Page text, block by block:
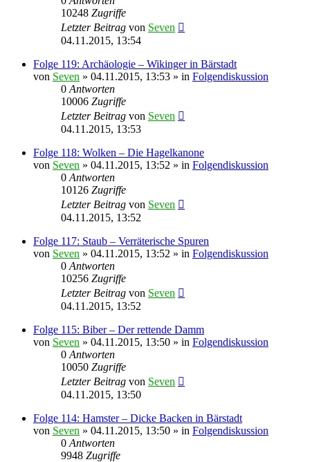
10248 Zugriffe
Letzter Beitrag von Seven
04.11.2015, 13:54
Folge 119: Archäologie – Wikinger in Bärstadt
von Seven » 04.11.2015, 13:53 » in Folgendiskussion
0 Antworten
10006 Zugriffe
Letzter Beitrag von Seven
04.11.2015, 13:53
Folge 118: Wolken – Die Hagelkanone
von Seven » 04.11.2015, 13:52 » in Folgendiskussion
0 Antworten
10126 Zugriffe
Letzter Beitrag von Seven
04.11.2015, 13:52
Folge 117: Staub – Verräterische Spuren
von Seven » 04.11.2015, 13:52 » in Folgendiskussion
0 Antworten
10256 Zugriffe
Letzter Beitrag von Seven
04.11.2015, 13:52
Folge 115: Biber – Der rettende Damm
von Seven » 04.11.2015, 13:50 » in Folgendiskussion
0 Antworten
10050 Zugriffe
Letzter Beitrag von Seven
04.11.2015, 13:50
Folge 114: Hamster – Dicke Backen in Bärstadt
von Seven » 04.11.2015, 13:50 » in Folgendiskussion
0 Antworten
9948 Zugriffe